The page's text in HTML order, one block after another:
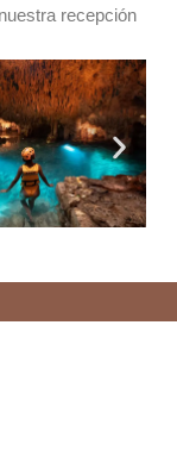
recepción